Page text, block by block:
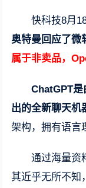
快科技8月
奥特曼回应了微
属于非卖品，
ChatGPT
出的全新聊天机
架构，拥有语言
通过海量资
其近乎无所不知